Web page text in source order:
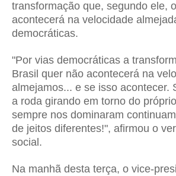
transformação que, segundo ele,
acontecerá na velocidade
democráticas.
"Por vias democráticas a
Brasil quer não acontecerá na
almejamos... e se isso acontecer.
a roda girando em torno do
sempre nos dominaram
de jeitos diferentes!", afirmou o
social.
Na manhã desta terça, o vice-